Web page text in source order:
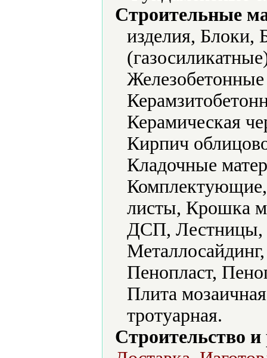
Строительные
изделия, Блоки,
Керамическая
Кирпич
Кладочные
Комплектующие,
листы, Крошка
ДСП, Лестницы,
Пенопласт,
Плита
тротуарная.
Строительство